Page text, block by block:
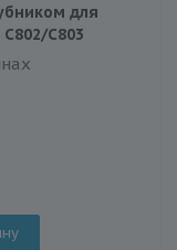
для
C803